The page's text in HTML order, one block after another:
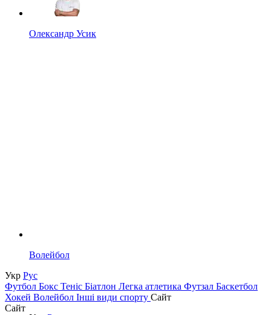
Олександр Усик
Волейбол
Укр Рус
Футбол Бокс Теніс Біатлон Легка атлетика Футзал Баскетбол
Хокей Волейбол Інші види спорту Сайт
Сайт